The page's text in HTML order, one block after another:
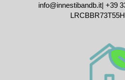
info@innestibandb.it| +39